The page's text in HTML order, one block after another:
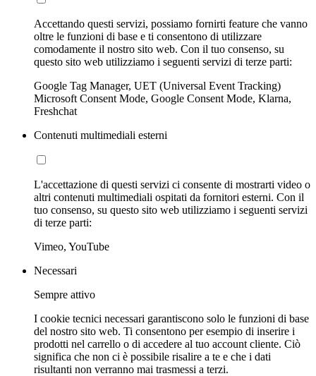
Accettando questi servizi, possiamo fornirti feature che vanno
oltre le funzioni di base e ti consentono di utilizzare
comodamente il nostro sito web. Con il tuo consenso, su
questo sito web utilizziamo i seguenti servizi di terze parti:
Google Tag Manager, UET (Universal Event Tracking)
Microsoft Consent Mode, Google Consent Mode, Klarna,
Freshchat
Contenuti multimediali esterni
L'accettazione di questi servizi ci consente di mostrarti video o
altri contenuti multimediali ospitati da fornitori esterni. Con il
tuo consenso, su questo sito web utilizziamo i seguenti servizi
di terze parti:
Vimeo, YouTube
Necessari
Sempre attivo
I cookie tecnici necessari garantiscono solo le funzioni di base
del nostro sito web. Ti consentono per esempio di inserire i
prodotti nel carrello o di accedere al tuo account cliente. Ciò
significa che non ci è possibile risalire a te e che i dati
risultanti non verranno mai trasmessi a terzi.